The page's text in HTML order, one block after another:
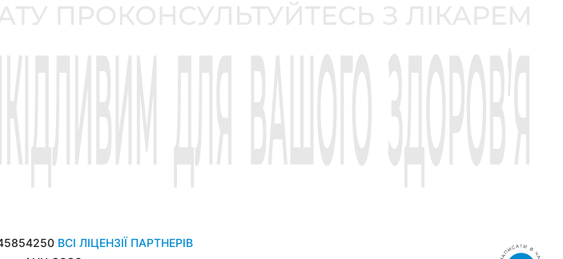
ВСІ ЛІЦЕНЗІЇ ПАРТНЕРІВ